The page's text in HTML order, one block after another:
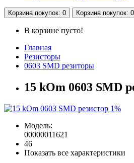
Корзинапокупок: 0 Корзинапокупок: 0
В корзине пусто!
Главная
Резисторы
0603 SMD резиторы
15 kOm 0603 SMD
Модель:
00000011621
46
Показать все характеристики